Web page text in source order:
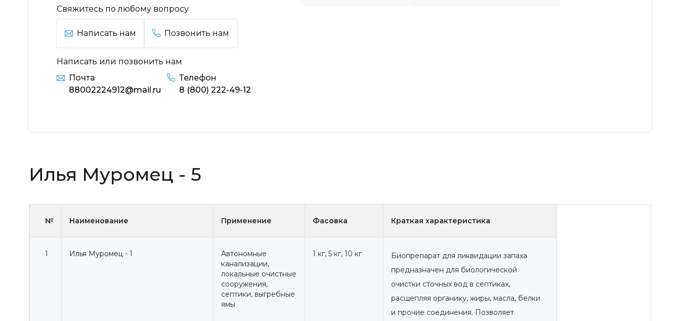
Свяжитесь по любому вопросу
Написать нам Позвонить нам
Написать или позвонить нам
Почта
88002224912@mail.ru
Телефон
8 (800) 222-49-12
Илья Муромец - 5
№ Наименование Применение Фасовка Краткая характеристика
1 Илья Муромец - 1
Автономные
канализации,
локальные очистные
сооружения,
септики, выгребные
ямы
1 кг, 5 кг, 10 кг
Биопрепарат для ликвидации запаха
предназначен для биологической
очистки сточных вод в септиках,
расщепляя органику, жиры, масла, белки
и прочие соединения. Позволяет